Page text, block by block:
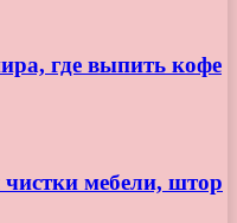
где выпить кофе
мебели, штор